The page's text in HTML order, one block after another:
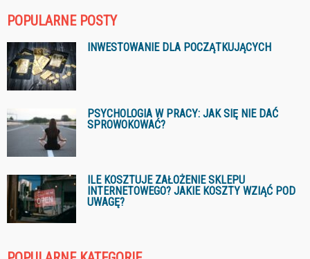
POPULARNE POSTY
INWESTOWANIE DLA POCZĄTKUJĄCYCH
PSYCHOLOGIA W PRACY: JAK SIĘ NIE DAĆ
SPROWOKOWAĆ?
ILE KOSZTUJE ZAŁOŻENIE SKLEPU
INTERNETOWEGO? JAKIE KOSZTY WZIĄĆ POD
UWAGĘ?